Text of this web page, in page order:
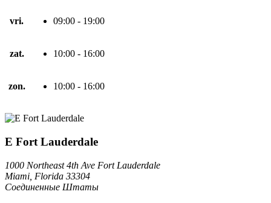
vri. 09:00 - 19:00
zat. 10:00 - 16:00
zon. 10:00 - 16:00
E Fort Lauderdale
1000 Northeast 4th Ave Fort Lauderdale
Miami, Florida 33304
Соединенные Штаты